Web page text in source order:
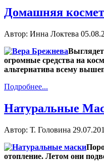
Домашняя
Автор: Инна Локтева
огромные средства на
альтернатива всему
Подробнее...
Натуральные
Автор: Т. Головина
отопление. Летом они